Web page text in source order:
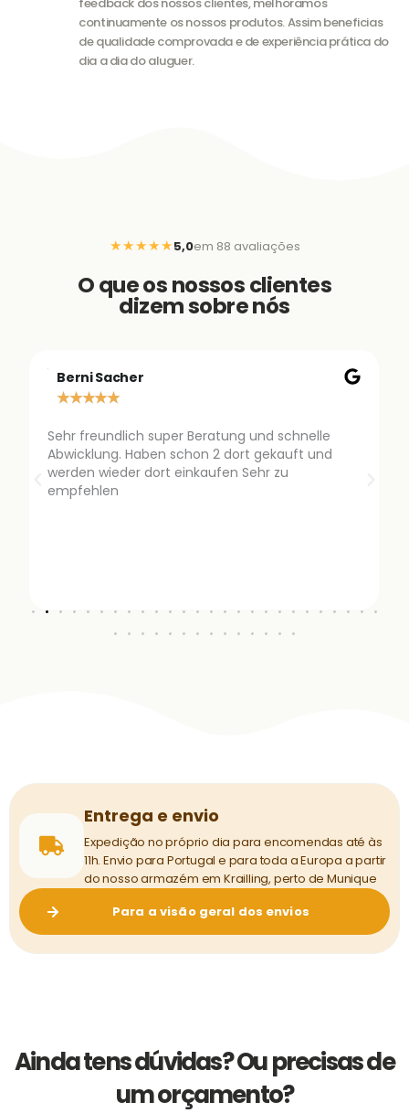
continuamente os nossos produtos. Assim beneficias
de qualidade comprovada e de experiência prática do
dia a dia do aluguer.
★★★★★5,0em 88 avaliações
O que os nossos clientes
dizem sobre nós
Berni Sacher
★★★★★
Sehr freundlich super Beratung und schnelle
Abwicklung. Haben schon 2 dort gekauft und
werden wieder dort einkaufen Sehr zu
empfehlen
Entrega e envio
Expedição no próprio dia para encomendas até às
11h. Envio para Portugal e para toda a Europa a partir
do nosso armazém em Krailling, perto de Munique
Para a visão geral dos envios
Ainda tens dúvidas? Ou precisas de
um orçamento?